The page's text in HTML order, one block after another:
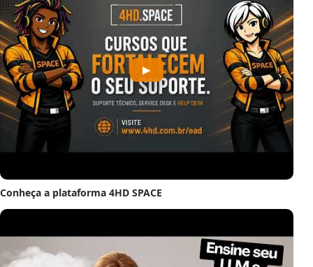
▶
Conheça a plataforma 4HD SPACE